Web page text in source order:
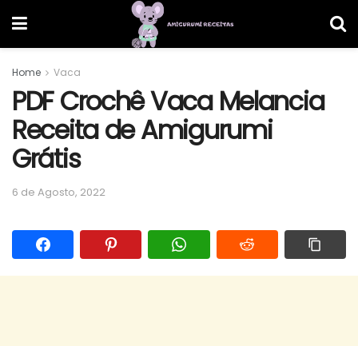
Home Vaca
PDF Crochê Vaca Melancia
Receita de Amigurumi
Grátis
6 de Agosto, 2022